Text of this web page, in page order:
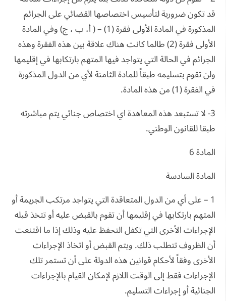
قد تكون ضرورية لتأسيس اختصاصها القضائي على الجرائم
المذكورة في المادة الأولى فقرة (1) – ( أ، ب ، ج) وفي المادة
الأولى فقرة (2) طالما كانت هناك علاقة بين هذه الفقرة وهذه
الجرائم في الحالة التي يتواجد فيها المتهم بارتكابها في إقليمها
ولن تقوم بتسليمه طبقاً للمادة الثامنة لأي من الدول المذكورة
في الفقرة (1) من هذه المادة.
3- لا تستبعد هذه المعاهدة اي اختصاص جنائي يتم مباشرته
طبقا للقانون الوطني.
المادة 6
المادة السادسة
1 – على أي من الدول المتعاقدة التي يتواجد مرتكب الجريمة أو
المتهم بارتكابها في إقليمها أن تقوم بالقبض عليه أو تتخذ قبله
الإجراءات الأخرى التي تكفل التحفظ عليه وذلك إذا ما اقتنعت
أن الظروف تتطلب ذلك. ويتم القبض أو اتخاذ الإجراءات
الأخرى وفقاً لأحكام قوانين هذه الدولة على أن تستمر تلك
الإجراءات فقط إلى الوقت اللازم لإمكان القيام بالإجراءات
الجنائية أو إجراءات التسليم.